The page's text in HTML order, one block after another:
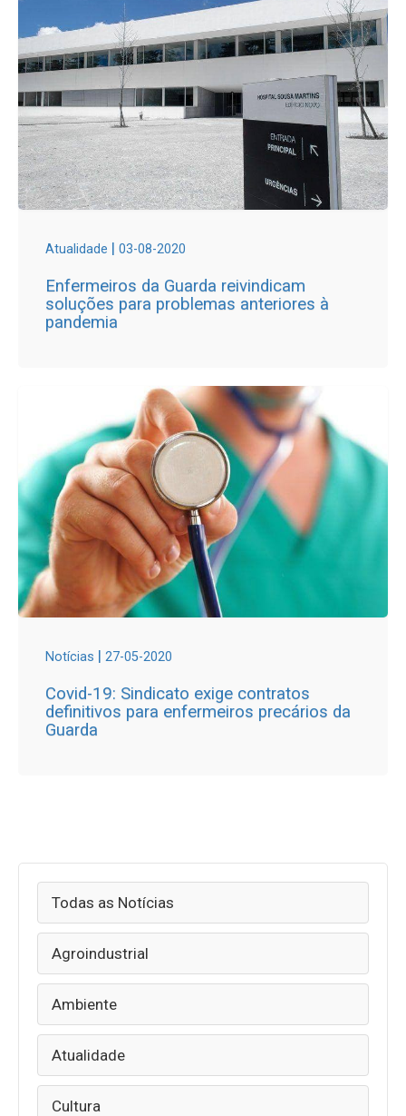
Atualidade | 03-08-2020
Enfermeiros da Guarda reivindicam
soluções para problemas anteriores à
pandemia
Notícias | 27-05-2020
Covid-19: Sindicato exige contratos
definitivos para enfermeiros precários da
Guarda
Todas as Notícias
Agroindustrial
Ambiente
Atualidade
Cultura